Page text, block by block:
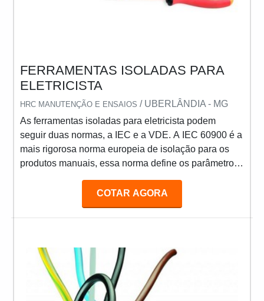
FERRAMENTAS ISOLADAS PARA
ELETRICISTA
HRC MANUTENÇÃO E ENSAIOS/ UBERLÂNDIA - MG
As ferramentas isoladas para eletricista podem
seguir duas normas, a IEC e a VDE. A IEC 60900 é a
mais rigorosa norma europeia de isolação para os
produtos manuais, essa norma define os parâmetros
serão submetidas para garantir uma utilização
segura ao usuário. Já o certificado VDE, é emitido
pelo Instituto Alemão de Testes e Certificações em
certificado VDE, as ferramentas além de cumprir tod
COTAR AGORA